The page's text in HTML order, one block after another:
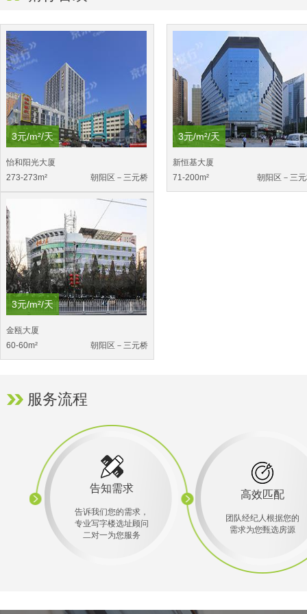
500m²
3元/m²/天
怡和阳光大厦
273-273m²
朝阳区－三元桥
3元/m²/天
新恒基大厦
71-200m²
朝阳区－三
3元/m²/天
金瓯大厦
60-60m²
朝阳区－三元桥
服务流程
告知需求
告诉我们您的需求，
专业写字楼选址顾问
二对一为您服务
高效匹配
团队经纪人根据您的
需求为您甄选房源